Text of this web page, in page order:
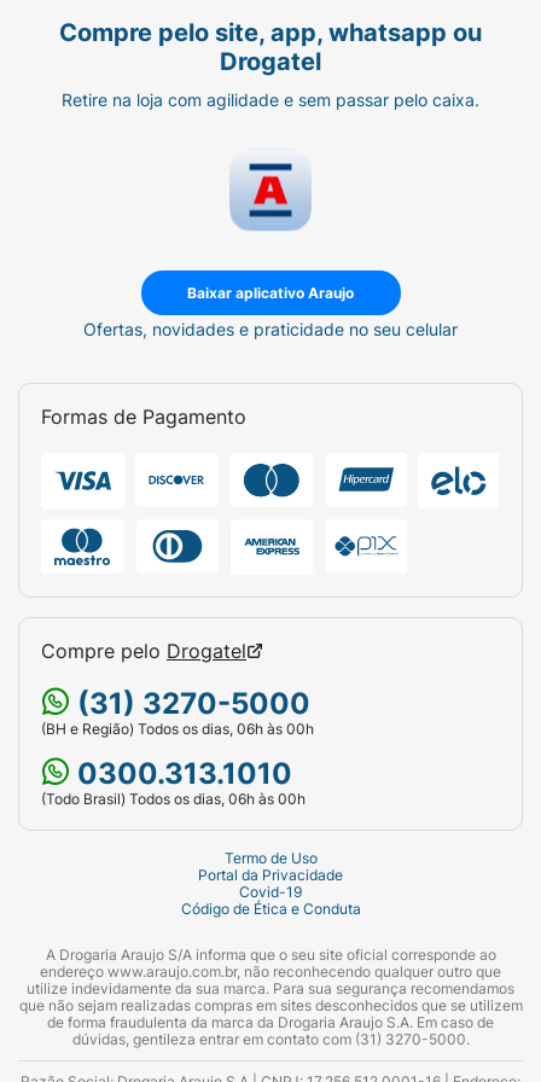
Propylparaben (Propilparabeno),
Ethylparaben (Etilparabeno), Butylparaben
(Butilparabeno), Citric Acid (Ácido Cítrico), CI
Compre pelo site, app, whatsapp ou
Drogatel
Retire na loja com agilidade e sem passar pelo caixa.
Baixar aplicativo Araujo
Ofertas, novidades e praticidade no seu celular
Formas de Pagamento
Compre pelo Drogatel
(31) 3270-5000
(BH e Região) Todos os dias, 06h às 00h
0300.313.1010
(Todo Brasil) Todos os dias, 06h às 00h
Termo de Uso
Portal da Privacidade
Covid-19
Código de Ética e Conduta
A Drogaria Araujo S/A informa que o seu site oficial corresponde ao
endereço www.araujo.com.br, não reconhecendo qualquer outro que
utilize indevidamente da sua marca. Para sua segurança recomendamos
que não sejam realizadas compras em sites desconhecidos que se utilizem
de forma fraudulenta da marca da Drogaria Araujo S.A. Em caso de
dúvidas, gentileza entrar em contato com (31) 3270-5000.